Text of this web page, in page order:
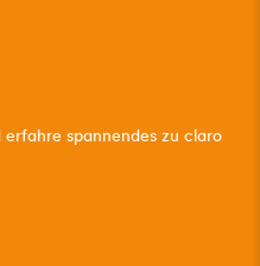
spannendes zu claro